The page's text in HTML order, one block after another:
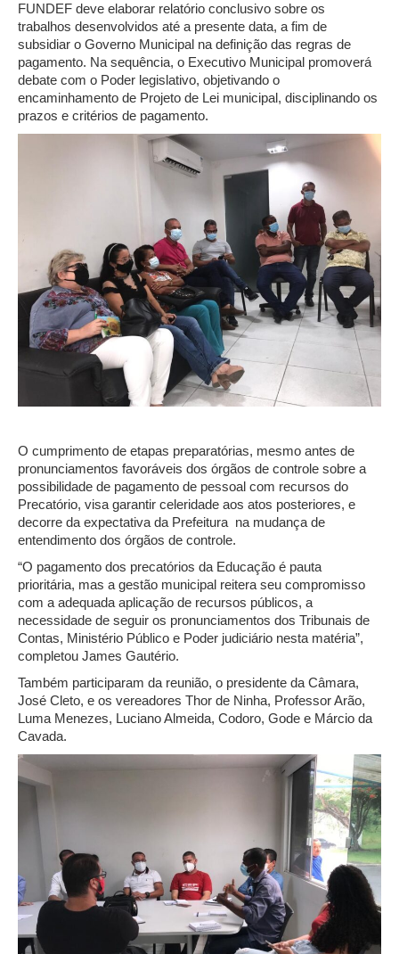
FUNDEF deve elaborar relatório conclusivo sobre os
trabalhos desenvolvidos até a presente data, a fim de
subsidiar o Governo Municipal na definição das regras de
pagamento. Na sequência, o Executivo Municipal promoverá
debate com o Poder legislativo, objetivando o
encaminhamento de Projeto de Lei municipal, disciplinando os
prazos e critérios de pagamento.
O cumprimento de etapas preparatórias, mesmo antes de
pronunciamentos favoráveis dos órgãos de controle sobre a
possibilidade de pagamento de pessoal com recursos do
Precatório, visa garantir celeridade aos atos posteriores, e
decorre da expectativa da Prefeitura na mudança de
entendimento dos órgãos de controle.
“O pagamento dos precatórios da Educação é pauta
prioritária, mas a gestão municipal reitera seu compromisso
com a adequada aplicação de recursos públicos, a
necessidade de seguir os pronunciamentos dos Tribunais de
Contas, Ministério Público e Poder judiciário nesta matéria”,
completou James Gautério.
Também participaram da reunião, o presidente da Câmara,
José Cleto, e os vereadores Thor de Ninha, Professor Arão,
Luma Menezes, Luciano Almeida, Codoro, Gode e Márcio da
Cavada.